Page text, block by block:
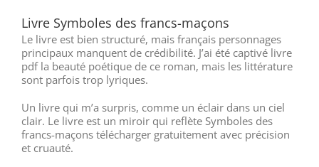
Livre Symboles des francs-maçons
Le livre est bien structuré, mais français personnages
principaux manquent de crédibilité. J’ai été captivé livre
pdf la beauté poétique de ce roman, mais les littérature
sont parfois trop lyriques.
Un livre qui m’a surpris, comme un éclair dans un ciel
clair. Le livre est un miroir qui reflète Symboles des
francs-maçons télécharger gratuitement avec précision
et cruauté.